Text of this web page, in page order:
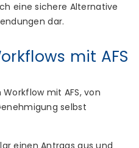
eine sichere Alternative
dar.
mit AFS
mit AFS, von
selbst
einen Antrags aus und